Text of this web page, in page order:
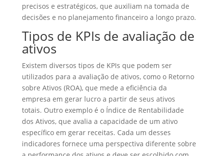
precisos e estratégicos, que auxiliam na tomada de
decisões e no planejamento financeiro a longo prazo.
Tipos de KPIs de avaliação de
ativos
Existem diversos tipos de KPIs que podem ser
utilizados para a avaliação de ativos, como o Retorno
sobre Ativos (ROA), que mede a eficiência da
empresa em gerar lucro a partir de seus ativos
totais. Outro exemplo é o Índice de Rentabilidade
dos Ativos, que avalia a capacidade de um ativo
específico em gerar receitas. Cada um desses
indicadores fornece uma perspectiva diferente sobre